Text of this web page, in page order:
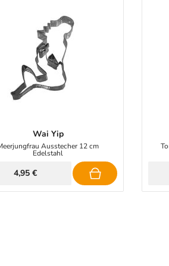
Wai Yip
Ausstecher 12 cm
Edelstahl
4,95 €